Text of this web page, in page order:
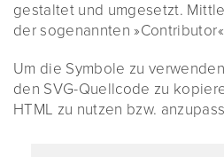
gestaltet und umgesetzt.
der sogenannten
Um die Symbole zu
den SVG-Quellcode zu
HTML zu nutzen bzw.